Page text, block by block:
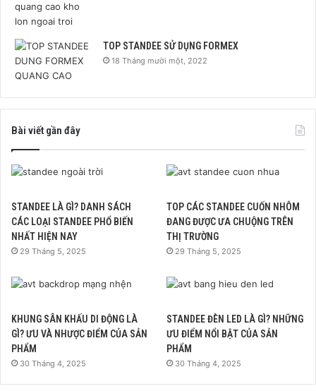
TOP STANDEE SỬ DỤNG FORMEX
18 Tháng mười một, 2022
Bài viết gần đây
STANDEE LÀ GÌ? DANH SÁCH
CÁC LOẠI STANDEE PHỔ BIẾN
NHẤT HIỆN NAY
29 Tháng 5, 2025
TOP CÁC STANDEE CUỐN NHÔM
ĐANG ĐƯỢC ƯA CHUỘNG TRÊN
THỊ TRƯỜNG
29 Tháng 5, 2025
KHUNG SÂN KHẤU DI ĐỘNG LÀ
GÌ? ƯU VÀ NHƯỢC ĐIỂM CỦA SẢN
PHẨM
30 Tháng 4, 2025
STANDEE ĐÈN LED LÀ GÌ? NHỮNG
ƯU ĐIỂM NỔI BẬT CỦA SẢN
PHẨM
30 Tháng 4, 2025